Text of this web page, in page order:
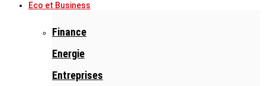
Eco et Business
Finance
Energie
Entreprises